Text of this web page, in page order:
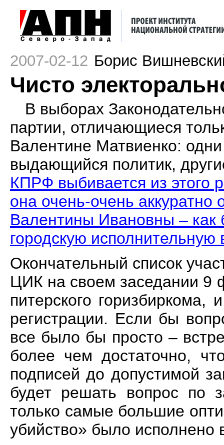
2007-02-12 Борис
Чисто
В выборах
партии, отличающиеся
Валентине Матвиенко:
выдающийся политик,
КПРФ выбивается из этого
она очень-очень аккуратно
Валентины Ивановны – как
городскую исполнительную
Окончательный список
ЦИК на своем заседании 9
питерского
регистрации. Если бы
все было бы просто –
более чем достаточно,
подписей до допустимой
будет решать вопрос по
только самые большие
убийство» было исполнено